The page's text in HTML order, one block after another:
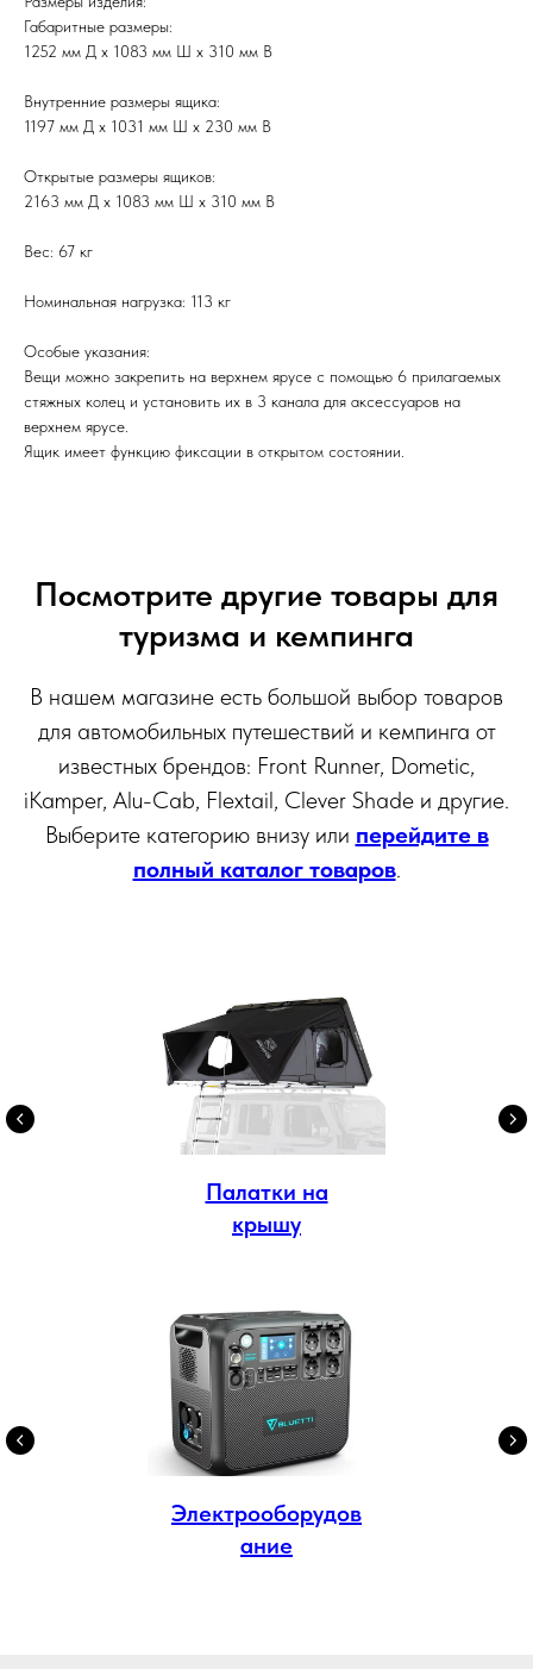
Габаритные размеры:
1252 мм Д x 1083 мм Ш x 310 мм В
Внутренние размеры ящика:
1197 мм Д x 1031 мм Ш x 230 мм В
Открытые размеры ящиков:
2163 мм Д x 1083 мм Ш x 310 мм В
Вес: 67 кг
Номинальная нагрузка: 113 кг
Особые указания:
Вещи можно закрепить на верхнем ярусе с помощью 6 прилагаемых
стяжных колец и установить их в 3 канала для аксессуаров на
верхнем ярусе.
Ящик имеет функцию фиксации в открытом состоянии.
Посмотрите другие товары для
туризма и кемпинга
В нашем магазине есть большой выбор товаров
для автомобильных путешествий и кемпинга от
известных брендов: Front Runner, Dometic,
iKamper, Alu-Cab, Flextail, Clever Shade и другие.
Выберите категорию внизу или перейдите в
полный каталог товаров.
Палатки на
крышу
Электрооборудов
ание